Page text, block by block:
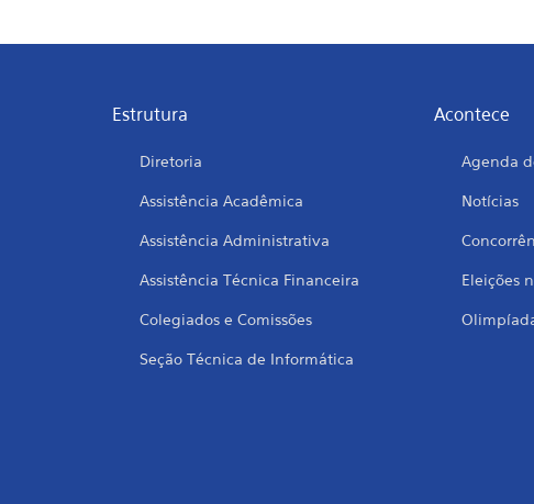
Estrutura
Diretoria
Assistência Acadêmica
Assistência Administrativa
Assistência Técnica Financeira
Colegiados e Comissões
Seção Técnica de Informática
Acontece
Agenda
Notícias
Eleições